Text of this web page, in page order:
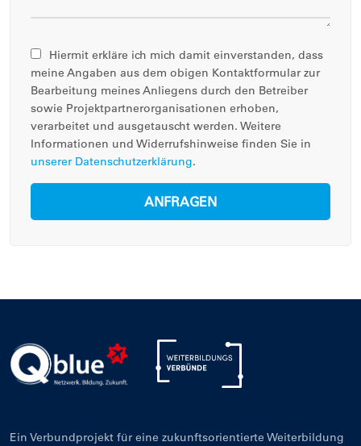
Hiermit erkläre ich mich damit einverstanden, dass
meine Angaben aus dem obigen Kontaktformular zur
Bearbeitung meines Anliegens durch den Betreiber
sowie Projektpartnerorganisationen erhoben,
verarbeitet und ausgetauscht werden. Weitere
Informationen und Widerrufshinweise finden Sie in
unserer Datenschutzerklärung.
ANFRAGEN
Ein Verbundprojekt für eine zukunftsorientierte Weiterbildung